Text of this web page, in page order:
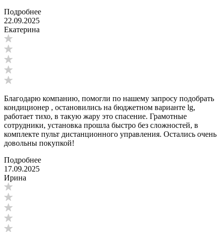
Подробнее
22.09.2025
Екатерина
Благодарю компанию, помогли по нашему запросу подобрать
кондиционер , остановились на бюджетном варианте lg,
работает тихо, в такую жару это спасение. Грамотные
сотрудники, установка прошла быстро без сложностей, в
комплекте пульт дистанционного управления. Остались очень
довольны покупкой!
Подробнее
17.09.2025
Ирина